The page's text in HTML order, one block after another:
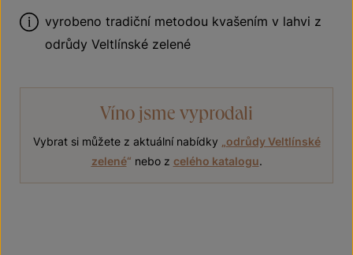
vyrobeno tradiční metodou kvašením v lahvi z
odrůdy Veltlínské zelené
Víno jsme vyprodali
Vybrat si můžete z aktuální nabídky
odrůdy Veltlínské
zelené“ nebo z celého katalogu.